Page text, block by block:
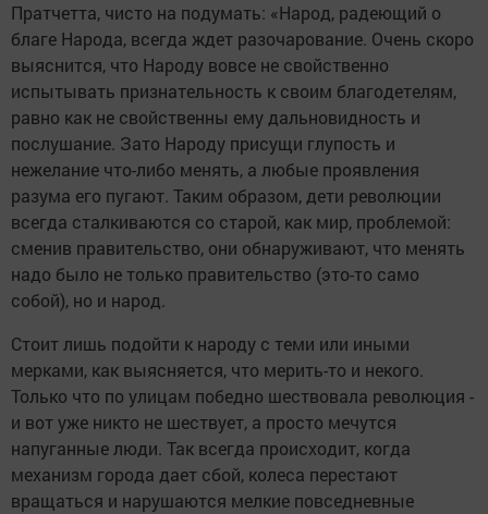
Пратчетта, чисто на подумать: «Народ, радеющий о
благе Народа, всегда ждет разочарование. Очень скоро
выяснится, что Народу вовсе не свойственно
испытывать признательность к своим благодетелям,
равно как не свойственны ему дальновидность и
послушание. Зато Народу присущи глупость и
нежелание что-либо менять, а любые проявления
разума его пугают. Таким образом, дети революции
всегда сталкиваются со старой, как мир, проблемой:
сменив правительство, они обнаруживают, что менять
надо было не только правительство (это-то само
собой), но и народ.
Стоит лишь подойти к народу с теми или иными
мерками, как выясняется, что мерить-то и некого.
Только что по улицам победно шествовала революция -
и вот уже никто не шествует, а просто мечутся
напуганные люди. Так всегда происходит, когда
механизм города дает сбой, колеса перестают
вращаться и нарушаются мелкие повседневные